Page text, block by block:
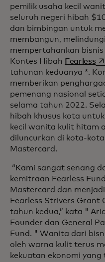
pemilik usaha kecil
seluruh negeri hibah
dan bimbingan untuk
membangun,
mempertahankan
Kontes Hibah Fearless
tahunan keduanya *.
memberikan
pemenang nasional
selama tahun 2022.
hibah khusus kota
kecil wanita kulit hitam
diluncurkan di kota-kota
Mastercard.
“Kami sangat senang
kemitraan Fearless
Mastercard dan
Fearless Strivers Grant
tahun kedua,” kata "
Founder dan General
Fund. " Wanita dari
oleh warna kulit terus
kekuatan ekonomi